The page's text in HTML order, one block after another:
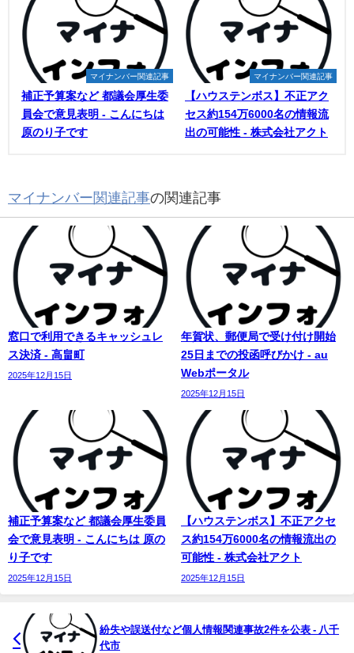
マイナンバー関連記事
補正予算案など 都議会厚生委
員会で意見表明 - こんにちは
原のり子です
マイナンバー関連記事
【ハウステンボス】不正アク
セス約154万6000名の情報流
出の可能性 - 株式会社アクト
マイナンバー関連記事の関連記事
窓口で利用できるキャッシュレ
ス決済 - 高畠町
2025年12月15日
年賀状、郵便局で受け付け開始
25日までの投函呼びかけ - au
Webポータル
2025年12月15日
補正予算案など 都議会厚生委員
会で意見表明 - こんにちは 原の
り子です
2025年12月15日
【ハウステンボス】不正アクセ
ス約154万6000名の情報流出の
可能性 - 株式会社アクト
2025年12月15日
紛失や誤送付など個人情報関連事故2件を公表 - 八千
代市